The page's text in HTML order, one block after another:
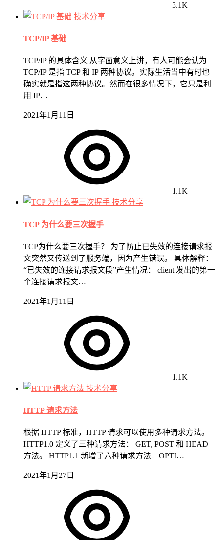
3.1K
技术分享
TCP/IP 基础
TCP/IP 的具体含义 从字面意义上讲，有人可能会认为
TCP/IP 是指 TCP 和 IP 两种协议。实际生活当中有时也
确实就是指这两种协议。然而在很多情况下，它只是利
用 IP…
2021年1月11日
1.1K
技术分享
TCP 为什么要三次握手
TCP为什么要三次握手？ 为了防止已失效的连接请求报
文突然又传送到了服务端，因为产生错误。 具体解释：
“已失效的连接请求报文段”产生情况： client 发出的第一
个连接请求报文…
2021年1月11日
1.1K
技术分享
HTTP 请求方法
根据 HTTP 标准，HTTP 请求可以使用多种请求方法。
HTTP1.0 定义了三种请求方法： GET, POST 和 HEAD
方法。 HTTP1.1 新增了六种请求方法：OPTI…
2021年1月27日